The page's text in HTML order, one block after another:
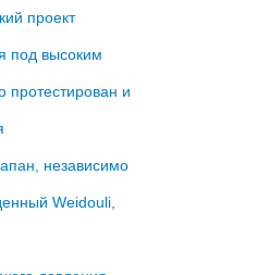
проект
под высоким
протестирован и
независимо
Weidouli,